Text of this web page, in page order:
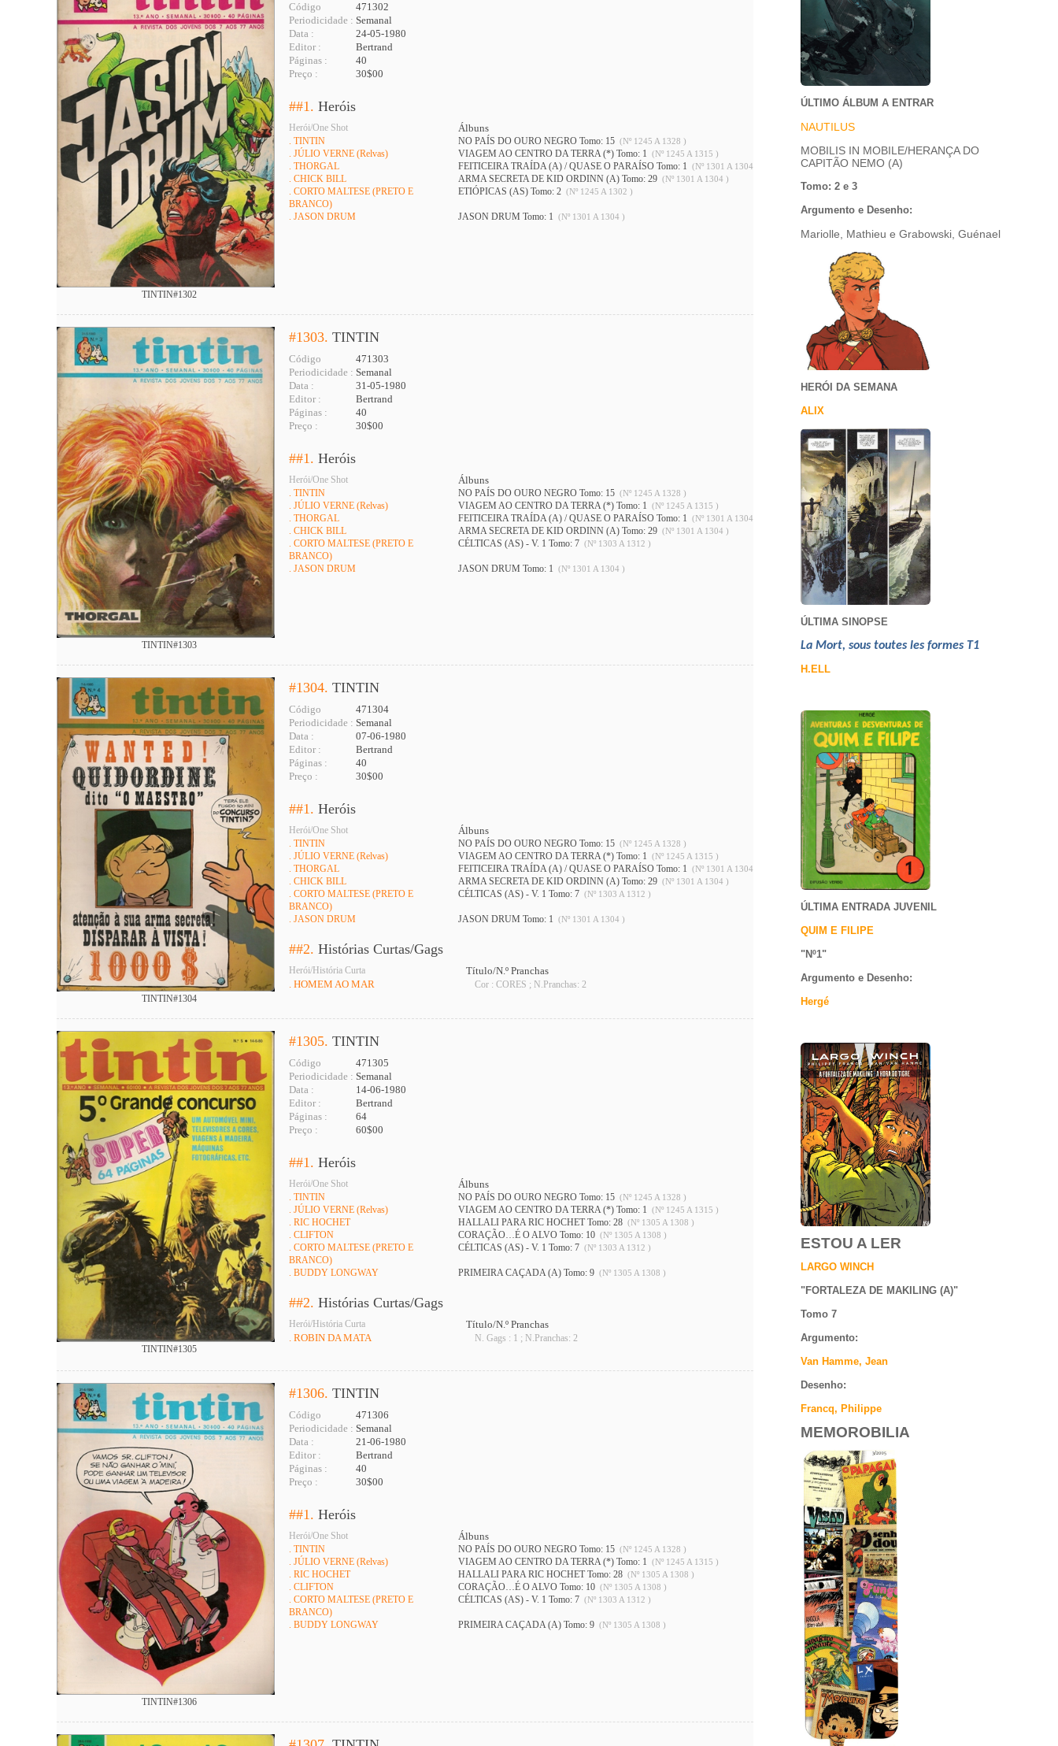
TINTIN#1302
Código
471302
Periodicidade : Semanal
Data :
24-05-1980
Editor :
Bertrand
Páginas :
40
Preço :
30$00
##1. Heróis
Herói/One Shot Álbuns
. TINTIN NO PAÍS DO OURO NEGRO Tomo: 15 (Nº 1245 A 1328 )
. JÚLIO VERNE (Relvas) VIAGEM AO CENTRO DA TERRA (*) Tomo: 1 (Nº 1245 A 1315 )
. THORGAL FEITICEIRA TRAÍDA (A) / QUASE O PARAÍSO Tomo: 1 (Nº 1301 A 1304 )
. CHICK BILL ARMA SECRETA DE KID ORDINN (A) Tomo: 29 (Nº 1301 A 1304 )
. CORTO MALTESE (PRETO E
BRANCO)
ETIÓPICAS (AS) Tomo: 2 (Nº 1245 A 1302 )
. JASON DRUM JASON DRUM Tomo: 1 (Nº 1301 A 1304 )
TINTIN#1303
#1303. TINTIN
Código
471303
Periodicidade : Semanal
Data :
31-05-1980
Editor :
Bertrand
Páginas :
40
Preço :
30$00
##1. Heróis
Herói/One Shot Álbuns
. TINTIN NO PAÍS DO OURO NEGRO Tomo: 15 (Nº 1245 A 1328 )
. JÚLIO VERNE (Relvas) VIAGEM AO CENTRO DA TERRA (*) Tomo: 1 (Nº 1245 A 1315 )
. THORGAL FEITICEIRA TRAÍDA (A) / QUASE O PARAÍSO Tomo: 1 (Nº 1301 A 1304 )
. CHICK BILL ARMA SECRETA DE KID ORDINN (A) Tomo: 29 (Nº 1301 A 1304 )
. CORTO MALTESE (PRETO E
BRANCO)
CÉLTICAS (AS) - V. 1 Tomo: 7 (Nº 1303 A 1312 )
. JASON DRUM JASON DRUM Tomo: 1 (Nº 1301 A 1304 )
TINTIN#1304
#1304. TINTIN
Código
471304
Periodicidade : Semanal
Data :
07-06-1980
Editor :
Bertrand
Páginas :
40
Preço :
30$00
##1. Heróis
Herói/One Shot Álbuns
. TINTIN NO PAÍS DO OURO NEGRO Tomo: 15 (Nº 1245 A 1328 )
. JÚLIO VERNE (Relvas) VIAGEM AO CENTRO DA TERRA (*) Tomo: 1 (Nº 1245 A 1315 )
. THORGAL FEITICEIRA TRAÍDA (A) / QUASE O PARAÍSO Tomo: 1 (Nº 1301 A 1304 )
. CHICK BILL ARMA SECRETA DE KID ORDINN (A) Tomo: 29 (Nº 1301 A 1304 )
. CORTO MALTESE (PRETO E
BRANCO)
CÉLTICAS (AS) - V. 1 Tomo: 7 (Nº 1303 A 1312 )
. JASON DRUM JASON DRUM Tomo: 1 (Nº 1301 A 1304 )
##2. Histórias Curtas/Gags
Herói/História Curta
Título/N.º Pranchas
. HOMEM AO MAR
Cor : CORES ; N.Pranchas: 2
TINTIN#1305
#1305. TINTIN
Código
471305
Periodicidade : Semanal
Data :
14-06-1980
Editor :
Bertrand
Páginas :
64
Preço :
60$00
##1. Heróis
Herói/One Shot Álbuns
. TINTIN NO PAÍS DO OURO NEGRO Tomo: 15 (Nº 1245 A 1328 )
. JÚLIO VERNE (Relvas) VIAGEM AO CENTRO DA TERRA (*) Tomo: 1 (Nº 1245 A 1315 )
. RIC HOCHET HALLALI PARA RIC HOCHET Tomo: 28 (Nº 1305 A 1308 )
. CLIFTON CORAÇÃO…É O ALVO Tomo: 10 (Nº 1305 A 1308 )
. CORTO MALTESE (PRETO E
BRANCO)
CÉLTICAS (AS) - V. 1 Tomo: 7 (Nº 1303 A 1312 )
. BUDDY LONGWAY PRIMEIRA CAÇADA (A) Tomo: 9 (Nº 1305 A 1308 )
##2. Histórias Curtas/Gags
Herói/História Curta
Título/N.º Pranchas
. ROBIN DA MATA
N. Gags : 1 ; N.Pranchas: 2
TINTIN#1306
#1306. TINTIN
Código
471306
Periodicidade : Semanal
Data :
21-06-1980
Editor :
Bertrand
Páginas :
40
Preço :
30$00
##1. Heróis
Herói/One Shot Álbuns
. TINTIN NO PAÍS DO OURO NEGRO Tomo: 15 (Nº 1245 A 1328 )
. JÚLIO VERNE (Relvas) VIAGEM AO CENTRO DA TERRA (*) Tomo: 1 (Nº 1245 A 1315 )
. RIC HOCHET HALLALI PARA RIC HOCHET Tomo: 28 (Nº 1305 A 1308 )
. CLIFTON CORAÇÃO…É O ALVO Tomo: 10 (Nº 1305 A 1308 )
. CORTO MALTESE (PRETO E
BRANCO)
CÉLTICAS (AS) - V. 1 Tomo: 7 (Nº 1303 A 1312 )
. BUDDY LONGWAY PRIMEIRA CAÇADA (A) Tomo: 9 (Nº 1305 A 1308 )
ÚLTIMO ÁLBUM A ENTRAR
NAUTILUS
MOBILIS IN MOBILE/HERANÇA DO
CAPITÃO NEMO (A)
Tomo: 2 e 3
Argumento e Desenho:
Mariolle, Mathieu e Grabowski, Guénael
HERÓI DA SEMANA
ALIX
ÚLTIMA SINOPSE
La Mort, sous toutes les formes T1
H.ELL
ÚLTIMA ENTRADA JUVENIL
QUIM E FILIPE
"Nº1"
Argumento e Desenho:
Hergé
ESTOU A LER
LARGO WINCH
"FORTALEZA DE MAKILING (A)"
Tomo 7
Argumento:
Van Hamme, Jean
Desenho:
Francq, Philippe
MEMOROBILIA